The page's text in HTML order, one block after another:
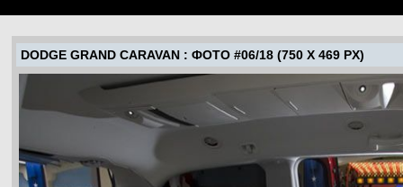
DODGE GRAND CARAVAN : ФОТО #06/18 (750 X 469 PX)